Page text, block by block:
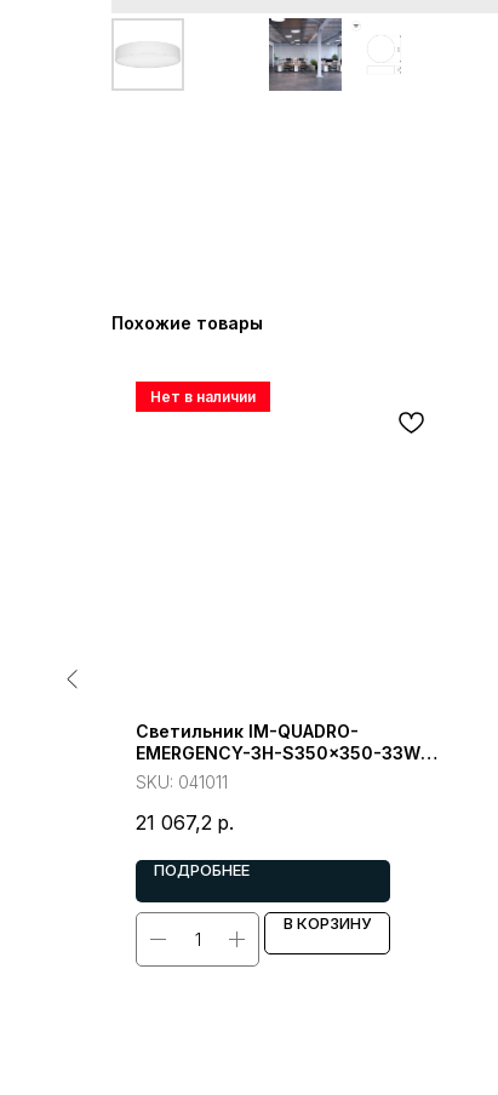
Похожие товары
Светильник IM-QUADRO-
EMERGENCY-3H-S350x350-33W
Day4000 (BK, 120 deg, 230V)
SKU: 041011
21 067,2 р.
ПОДРОБНЕЕ
В КОРЗИНУ